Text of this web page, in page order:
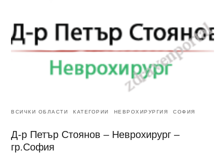
ВСИЧКИ ОБЛАСТИ КАТЕГОРИИ НЕВРОХИРУРГИЯ СОФИЯ
Д-р Петър Стоянов – Неврохирург –
гр.София